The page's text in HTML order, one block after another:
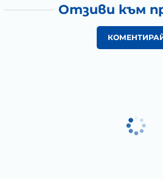
Отзиви към